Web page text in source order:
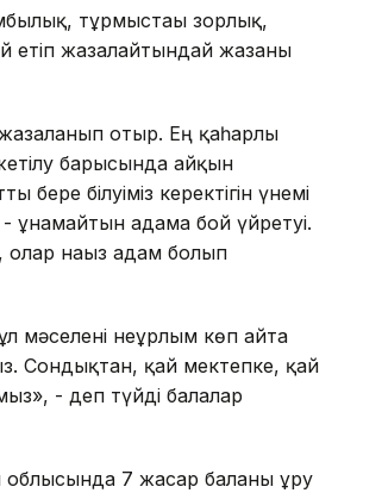
тұрмыстағы зорлық,
етіп жазалайтындай жазаны
жазаланып отыр. Ең қаһарлы
барысында айқын
бере білуіміз керектігін үнемі
ұнамайтын адамға бой үйретуі.
олар нағыз адам болып
мәселені неғұрлым көп айта
Сондықтан, қай мектепке, қай
- деп түйді балалар
облысында 7 жасар баланы ұру